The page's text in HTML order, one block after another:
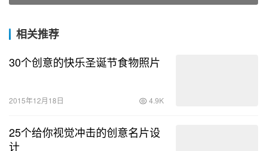
相关推荐
30个创意的快乐圣诞节食物照片
2015年12月18日 4.9K
25个给你视觉冲击的创意名片设
计